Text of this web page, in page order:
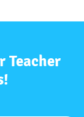
Teacher